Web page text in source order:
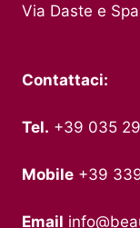
Via Daste e
Contattaci:
Tel. +39 035
Mobile +39
Email